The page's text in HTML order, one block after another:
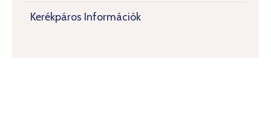
Kerékpáros Információk